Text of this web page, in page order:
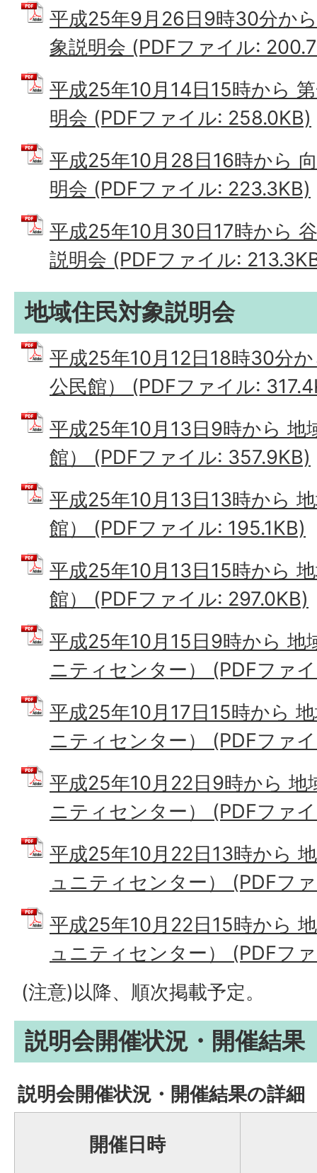
平成25年9月26日9時30分か
象説明会 (PDFファイル:
平成25年10月14日15時から
明会 (PDFファイル: 258.0KB)
平成25年10月28日16時から
明会 (PDFファイル: 223.3KB)
平成25年10月30日17時から
説明会 (PDFファイル:
地域住民対象説明会
平成25年10月12日18時30分
公民館） (PDFファイル:
平成25年10月13日9時から 地
館） (PDFファイル: 357.9KB)
平成25年10月13日13時から
館） (PDFファイル: 195.1KB)
平成25年10月13日15時から
館） (PDFファイル: 297.0KB)
平成25年10月15日9時から 地
ニティセンター） (PDFファ
平成25年10月17日15時から
ニティセンター） (PDFファ
平成25年10月22日9時から 地
ニティセンター） (PDFファ
平成25年10月22日13時から
ュニティセンター） (PDFフ
平成25年10月22日15時から
ュニティセンター） (PDFフ
(注意)以降、順次掲載予定。
説明会開催状況・開催結果
説明会開催状況・開催結果の詳細
開催日時